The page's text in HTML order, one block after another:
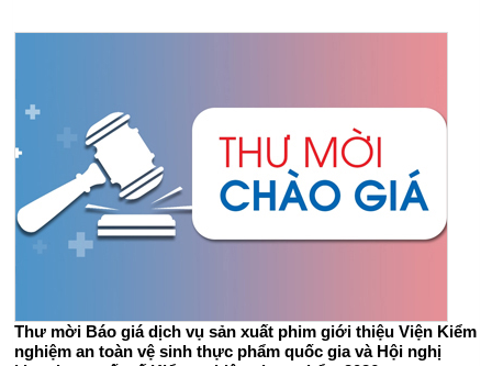
Thư mời Báo giá dịch vụ sản xuất phim giới thiệu Viện Kiểm
nghiệm an toàn vệ sinh thực phẩm quốc gia và Hội nghị